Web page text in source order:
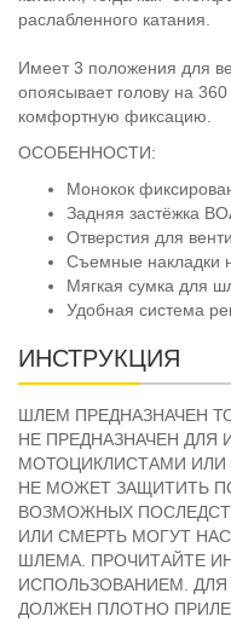
раслабленного катания.
Имеет 3 положения для
опоясывает голову на
комфортную фиксацию.
ОСОБЕННОСТИ:
Монокок
Задняя застёжка
Отверстия для
Съемные накладки
Мягкая сумка для
Удобная система
ИНСТРУКЦИЯ
ШЛЕМ ПРЕДНАЗНАЧЕН
НЕ ПРЕДНАЗНАЧЕН ДЛЯ
МОТОЦИКЛИСТАМИ
НЕ МОЖЕТ ЗАЩИТИТЬ
ВОЗМОЖНЫХ
ИЛИ СМЕРТЬ МОГУТ
ШЛЕМА. ПРОЧИТАЙТЕ
ИСПОЛЬЗОВАНИЕМ.
ДОЛЖЕН ПЛОТНО